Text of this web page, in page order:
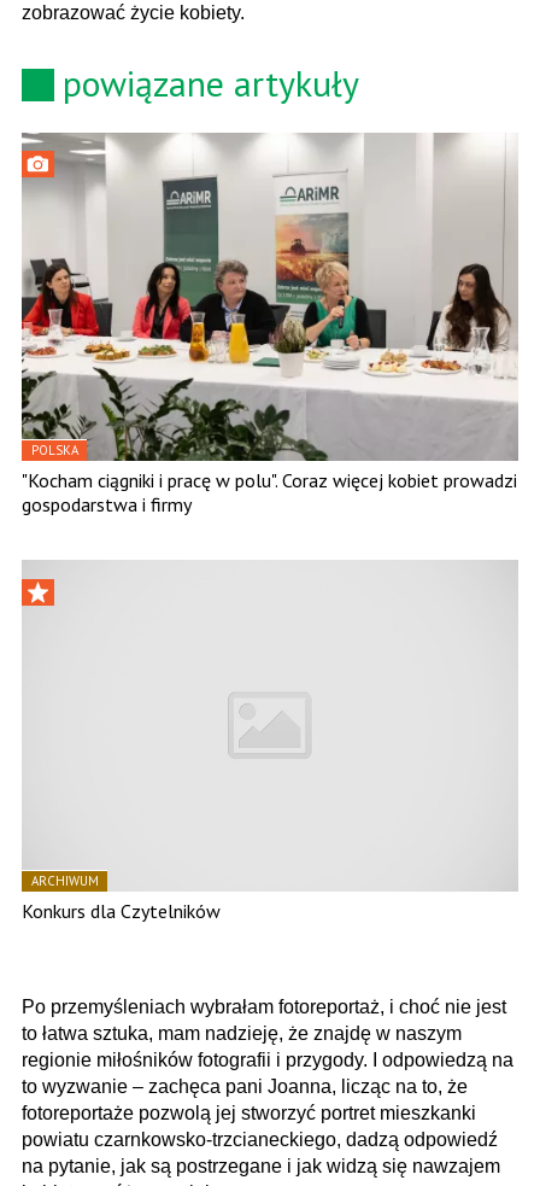
zobrazować życie kobiety.
powiązane artykuły
POLSKA
"Kocham ciągniki i pracę w polu". Coraz więcej kobiet prowadzi
gospodarstwa i firmy
ARCHIWUM
Konkurs dla Czytelników
Po przemyśleniach wybrałam fotoreportaż, i choć nie jest
to łatwa sztuka, mam nadzieję, że znajdę w naszym
regionie miłośników fotografii i przygody. I odpowiedzą na
to wyzwanie – zachęca pani Joanna, licząc na to, że
fotoreportaże pozwolą jej stworzyć portret mieszkanki
powiatu czarnkowsko-trzcianeckiego, dadzą odpowiedź
na pytanie, jak są postrzegane i jak widzą się nawzajem